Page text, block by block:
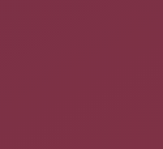
Window/Preferences.
puis available software.
le site suivant
galileo